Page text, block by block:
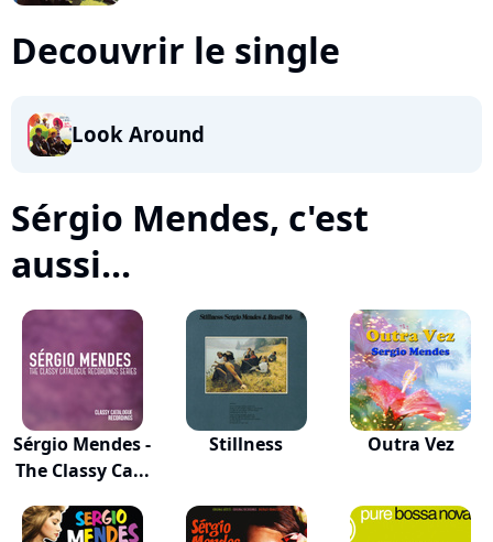
Decouvrir le single
Look Around
Sérgio Mendes, c'est
aussi...
Sérgio Mendes -
The Classy Ca...
Stillness Outra Vez